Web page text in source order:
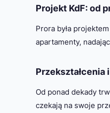
Projekt KdF: od
Prora była
apartamenty,
Od ponad dekady
czekają na swoje